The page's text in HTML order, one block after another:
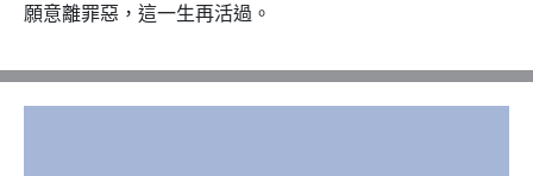
願意離罪惡，這一生再活過。